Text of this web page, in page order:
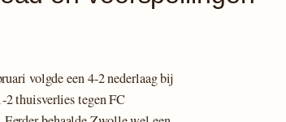
volgde een 4-2 nederlaag bij
2 thuisverlies tegen FC